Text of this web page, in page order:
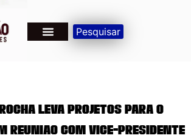
Pesquisar
Leva Projetos para o
Reunião com Vice-Presidente